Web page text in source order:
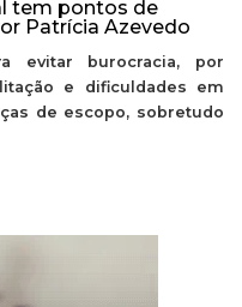
tem pontos de
Patrícia Azevedo
evitar burocracia, por
e dificuldades em
de escopo, sobretudo